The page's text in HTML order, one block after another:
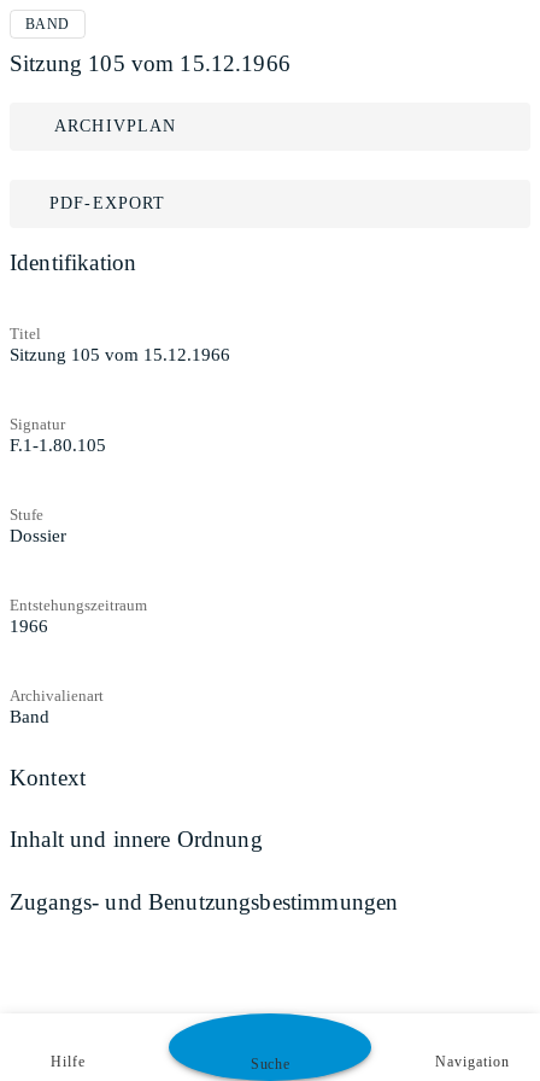
BAND
Sitzung 105 vom 15.12.1966
ARCHIVPLAN
PDF-EXPORT
Identifikation
Titel
Sitzung 105 vom 15.12.1966
Signatur
F.1-1.80.105
Stufe
Dossier
Entstehungszeitraum
1966
Archivalienart
Band
Kontext
Inhalt und innere Ordnung
Zugangs- und Benutzungsbestimmungen
Hilfe Suche Navigation